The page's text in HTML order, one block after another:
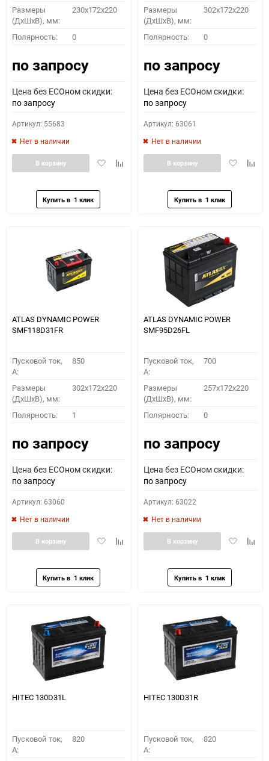
Размеры
(ДхШхВ), мм:
230x172x220
Полярность: 0
по запросу
Цена без ECOном скидки:
по запросу
Артикул: 55683
Нет в наличии
ДобавитьДобавить
В корзину
Размеры
(ДхШхВ), мм:
302x172x220
Полярность: 0
по запросу
Цена без ECOном скидки:
по запросу
Артикул: 63061
Нет в наличии
Добавить
В корзину
ATLAS DYNAMIC POWER
SMF118D31FR
Пусковой ток,
A:
850
Размеры
(ДхШхВ), мм:
302x172x220
Полярность: 1
по запросу
Цена без ECOном скидки:
по запросу
Артикул: 63060
Нет в наличии
ДобавитьДобавить
В корзину
ATLAS DYNAMIC POWER
SMF95D26FL
Пусковой ток,
A:
700
Размеры
(ДхШхВ), мм:
257x172x220
Полярность: 0
по запросу
Цена без ECOном скидки:
по запросу
Артикул: 63022
Нет в наличии
Добавить
В корзину
HITEC 130D31L
Пусковой ток,
A:
820
HITEC 130D31R
Пусковой ток,
A:
820